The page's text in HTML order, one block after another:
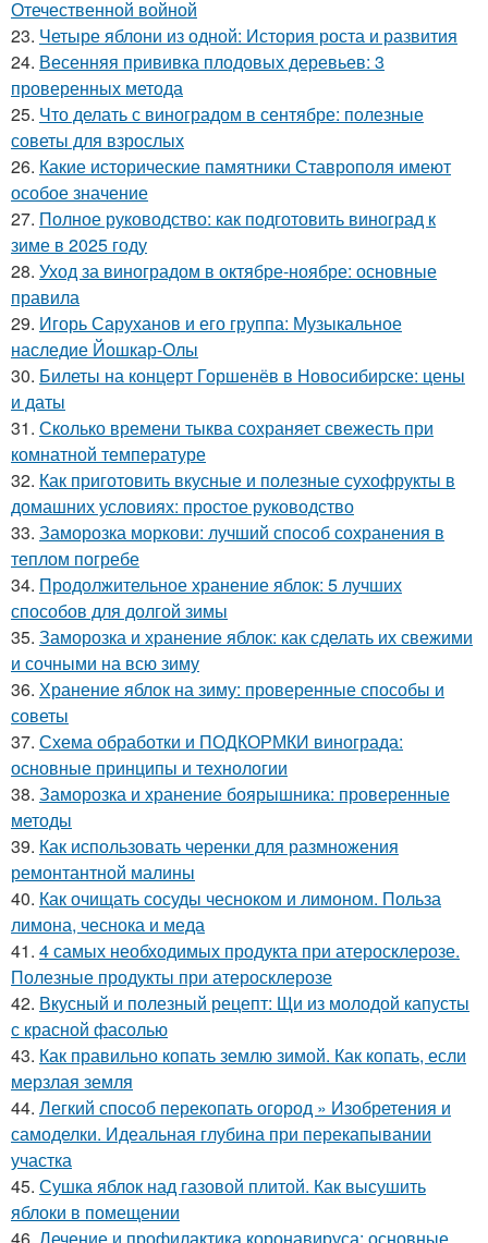
Отечественной войной
23. Четыре яблони из одной: История роста и развития
24. Весенняя прививка плодовых деревьев: 3
проверенных метода
25. Что делать с виноградом в сентябре: полезные
советы для взрослых
26. Какие исторические памятники Ставрополя имеют
особое значение
27. Полное руководство: как подготовить виноград к
зиме в 2025 году
28. Уход за виноградом в октябре-ноябре: основные
правила
29. Игорь Саруханов и его группа: Музыкальное
наследие Йошкар-Олы
30. Билеты на концерт Горшенёв в Новосибирске: цены
и даты
31. Сколько времени тыква сохраняет свежесть при
комнатной температуре
32. Как приготовить вкусные и полезные сухофрукты в
домашних условиях: простое руководство
33. Заморозка моркови: лучший способ сохранения в
теплом погребе
34. Продолжительное хранение яблок: 5 лучших
способов для долгой зимы
35. Заморозка и хранение яблок: как сделать их свежими
и сочными на всю зиму
36. Хранение яблок на зиму: проверенные способы и
советы
37. Схема обработки и ПОДКОРМКИ винограда:
основные принципы и технологии
38. Заморозка и хранение боярышника: проверенные
методы
39. Как использовать черенки для размножения
ремонтантной малины
40. Как очищать сосуды чесноком и лимоном. Польза
лимона, чеснока и меда
41. 4 самых необходимых продукта при атеросклерозе.
Полезные продукты при атеросклерозе
42. Вкусный и полезный рецепт: Щи из молодой капусты
с красной фасолью
43. Как правильно копать землю зимой. Как копать, если
мерзлая земля
44. Легкий способ перекопать огород » Изобретения и
самоделки. Идеальная глубина при перекапывании
участка
45. Сушка яблок над газовой плитой. Как высушить
яблоки в помещении